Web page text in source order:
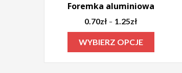
Foremka aluminiowa
0.70zł – 1.25zł
cen:
od
0.70zł
WYBIERZ OPCJE
produkt